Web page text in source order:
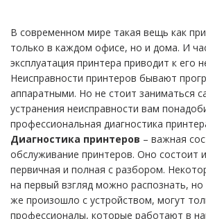
В современном мире такая вещь как
только в каждом офисе, но и дома. И
эксплуатация принтера приводит к его
Неисправности принтеров бывают
аппаратными. Но не стоит заниматься
устранения неисправности вам
профессиональная диагностика
Диагностика принтеров – важная
обслуживание принтеров. Оно состоит
первичная и полная с разбором.
на первый взгляд можно распознать,
же произошло с устройством, могут
профессионалы, которые работают в